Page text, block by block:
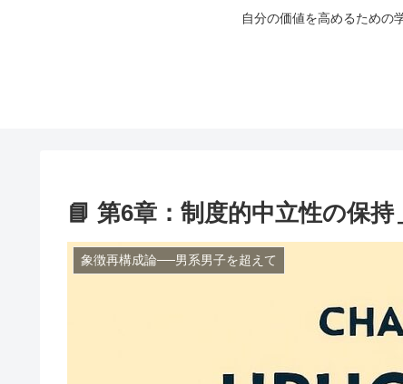
自分の価値を高めるための
📘 第6章：制度的中立性の保
象徴再構成論──男系男子を超えて